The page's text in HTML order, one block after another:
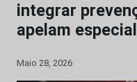
integrar
apelam
Maio 28, 2026